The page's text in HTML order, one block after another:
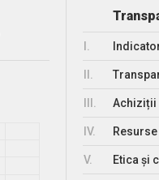
Achiziții
IV.
V. Etica și